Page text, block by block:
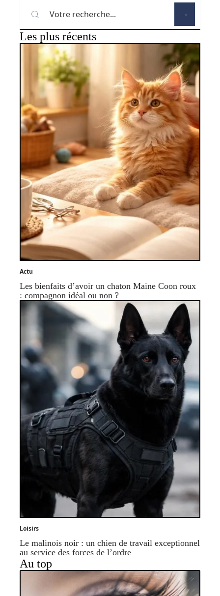
Les plus récents
Actu
Les bienfaits d’avoir un chaton Maine Coon roux
: compagnon idéal ou non ?
Loisirs
Le malinois noir : un chien de travail exceptionnel
au service des forces de l’ordre
Au top